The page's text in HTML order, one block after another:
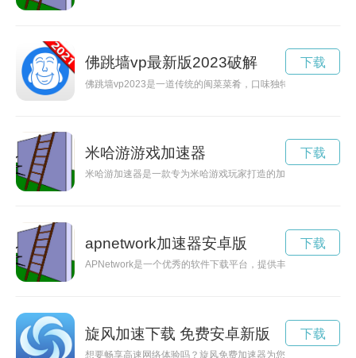
佛跳墙vp最新版2023破解
佛跳墙vp2023是一道传统的闽菜菜肴，口味独特，备受食客喜
下载
米哈游游戏加速器
米哈游加速器是一款专为米哈游戏玩家打造的加速器，通过优
下载
apnetwork加速器安卓版
APNetwork是一个优秀的软件下载平台，提供丰富的资源和便
下载
旋风加速下载 免费安卓新版
想要畅享高速网络体验吗？旋风免费加速器为您提供解决方案
下载